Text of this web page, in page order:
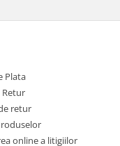
Plata
Retur
retur
online a litigiilor